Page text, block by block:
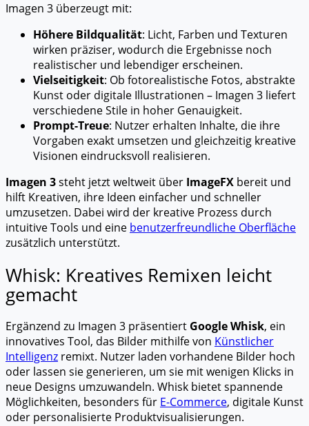
Imagen 3 überzeugt mit:
Höhere Bildqualität: Licht, Farben und Texturen
wirken präziser, wodurch die Ergebnisse noch
realistischer und lebendiger erscheinen.
Vielseitigkeit: Ob fotorealistische Fotos, abstrakte
Kunst oder digitale Illustrationen – Imagen 3 liefert
verschiedene Stile in hoher Genauigkeit.
Prompt-Treue: Nutzer erhalten Inhalte, die ihre
Vorgaben exakt umsetzen und gleichzeitig kreative
Visionen eindrucksvoll realisieren.
Imagen 3steht jetzt weltweit über ImageFX bereit und
hilft Kreativen, ihre Ideen einfacher und schneller
umzusetzen. Dabei wird der kreative Prozess durch
intuitive Tools und eine benutzerfreundliche Oberfläche
zusätzlich unterstützt.
Whisk: Kreatives Remixen leicht
gemacht
Ergänzend zu Imagen 3 präsentiert Google Whisk, ein
innovatives Tool, das Bilder mithilfe von Künstlicher
Intelligenz remixt. Nutzer laden vorhandene Bilder hoch
oder lassen sie generieren, um sie mit wenigen Klicks in
neue Designs umzuwandeln. Whisk bietet spannende
Möglichkeiten, besonders für E-Commerce, digitale Kunst
oder personalisierte Produktvisualisierungen.